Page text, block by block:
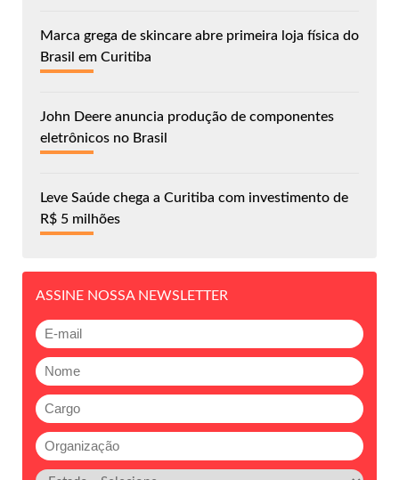
Marca grega de skincare abre primeira loja física do
Brasil em Curitiba
John Deere anuncia produção de componentes
eletrônicos no Brasil
Leve Saúde chega a Curitiba com investimento de
R$ 5 milhões
ASSINE NOSSA NEWSLETTER